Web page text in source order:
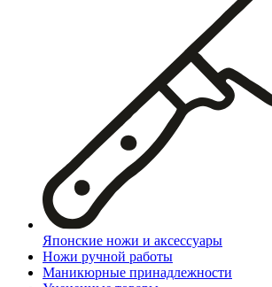
Японские ножи и аксессуары
Ножи ручной работы
Маникюрные принадлежности